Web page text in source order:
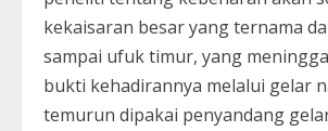
kekaisaran besar yang ternama
sampai ufuk timur, yang
bukti kehadirannya melalui gelar
temurun dipakai penyandang